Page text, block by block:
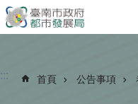
跳到主要內容區塊
::: 首頁 公告事項